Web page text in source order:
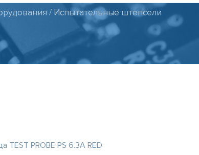
/ Испытательные штепсели
TEST PROBE PS 6.3A RED